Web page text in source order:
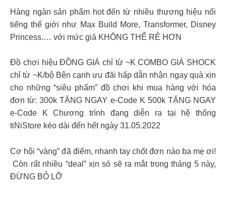
Hàng ngàn sản phẩm hot đến từ nhiều thương hiệu nổi
tiếng thế giới như Max Build More, Transformer, Disney
Princess.… với mức giá KHÔNG THỂ RẺ HƠN
Đồ chơi hiệu ĐỒNG GIÁ chỉ từ ~K COMBO GIÁ SHOCK
chỉ từ ~K/bộ Bên cạnh ưu đãi hấp dẫn nhận ngay quà xịn
cho những “siêu phẩm” đồ chơi khi mua hàng với hóa
đơn từ: 300k TẶNG NGAY e-Code K 500k TẶNG NGAY
e-Code K Chương trình đang diễn ra tại hệ thống
tiNiStore kéo dài đến hết ngày 31.05.2022
Cơ hội “vàng” đã điểm, nhanh tay chốt đơn nào ba mẹ ơi!
️ Còn rất nhiều “deal” xịn sò sẽ ra mắt trong tháng 5 này,
ĐỪNG BỎ LỠ